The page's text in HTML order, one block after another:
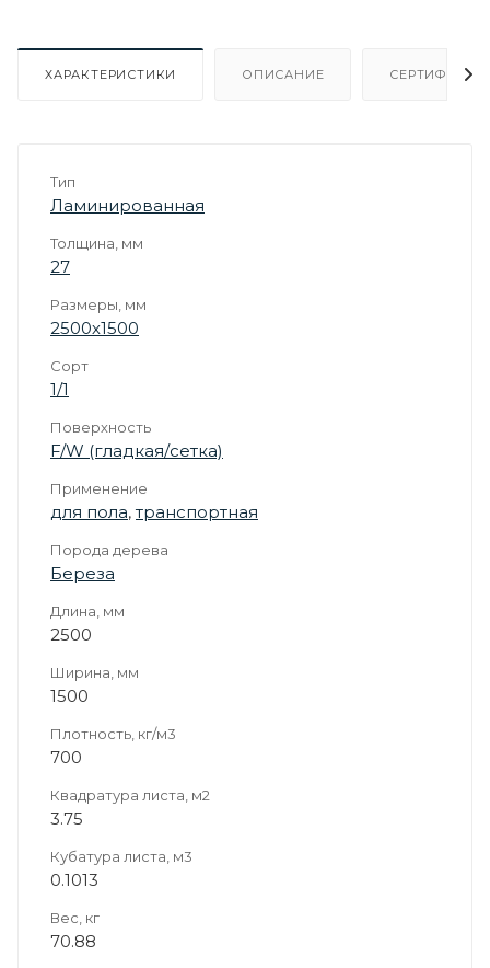
ХАРАКТЕРИСТИКИ ОПИСАНИЕ
Тип
Ламинированная
Толщина, мм
27
Размеры, мм
2500х1500
Сорт
1/1
Поверхность
F/W (гладкая/сетка)
Применение
для пола,транспортная
Порода дерева
Береза
Длина, мм
2500
Ширина, мм
1500
Плотность, кг/м3
700
Квадратура листа, м2
3.75
Кубатура листа, м3
0.1013
Вес, кг
70.88